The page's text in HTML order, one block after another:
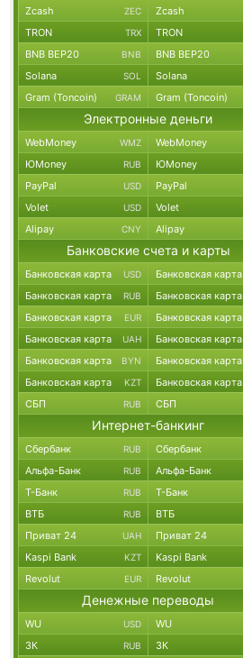
Zcash ZEC Zcash
TRON TRX TRON
BNB BEP20 BNB BNB BEP20
Solana SOL Solana
Gram (Toncoin) GRAM Gram (Toncoin)
Электронные деньги
WebMoney WMZ WebMoney
ЮMoney RUB ЮMoney
PayPal USD PayPal
Volet USD Volet
Alipay CNY Alipay
Банковские счета и карты
Банковская карта USD Банковская карта
Банковская карта RUB Банковская карта
Банковская карта EUR Банковская карта
Банковская карта UAH Банковская карта
Банковская карта BYN Банковская карта
Банковская карта KZT Банковская карта
СБП RUB СБП
Интернет-банкинг
Сбербанк RUB Сбербанк
Альфа-Банк RUB Альфа-Банк
Т-Банк RUB Т-Банк
ВТБ RUB ВТБ
Приват 24 UAH Приват 24
Kaspi Bank KZT Kaspi Bank
Revolut EUR Revolut
Денежные переводы
WU USD WU
ЗК RUB ЗК